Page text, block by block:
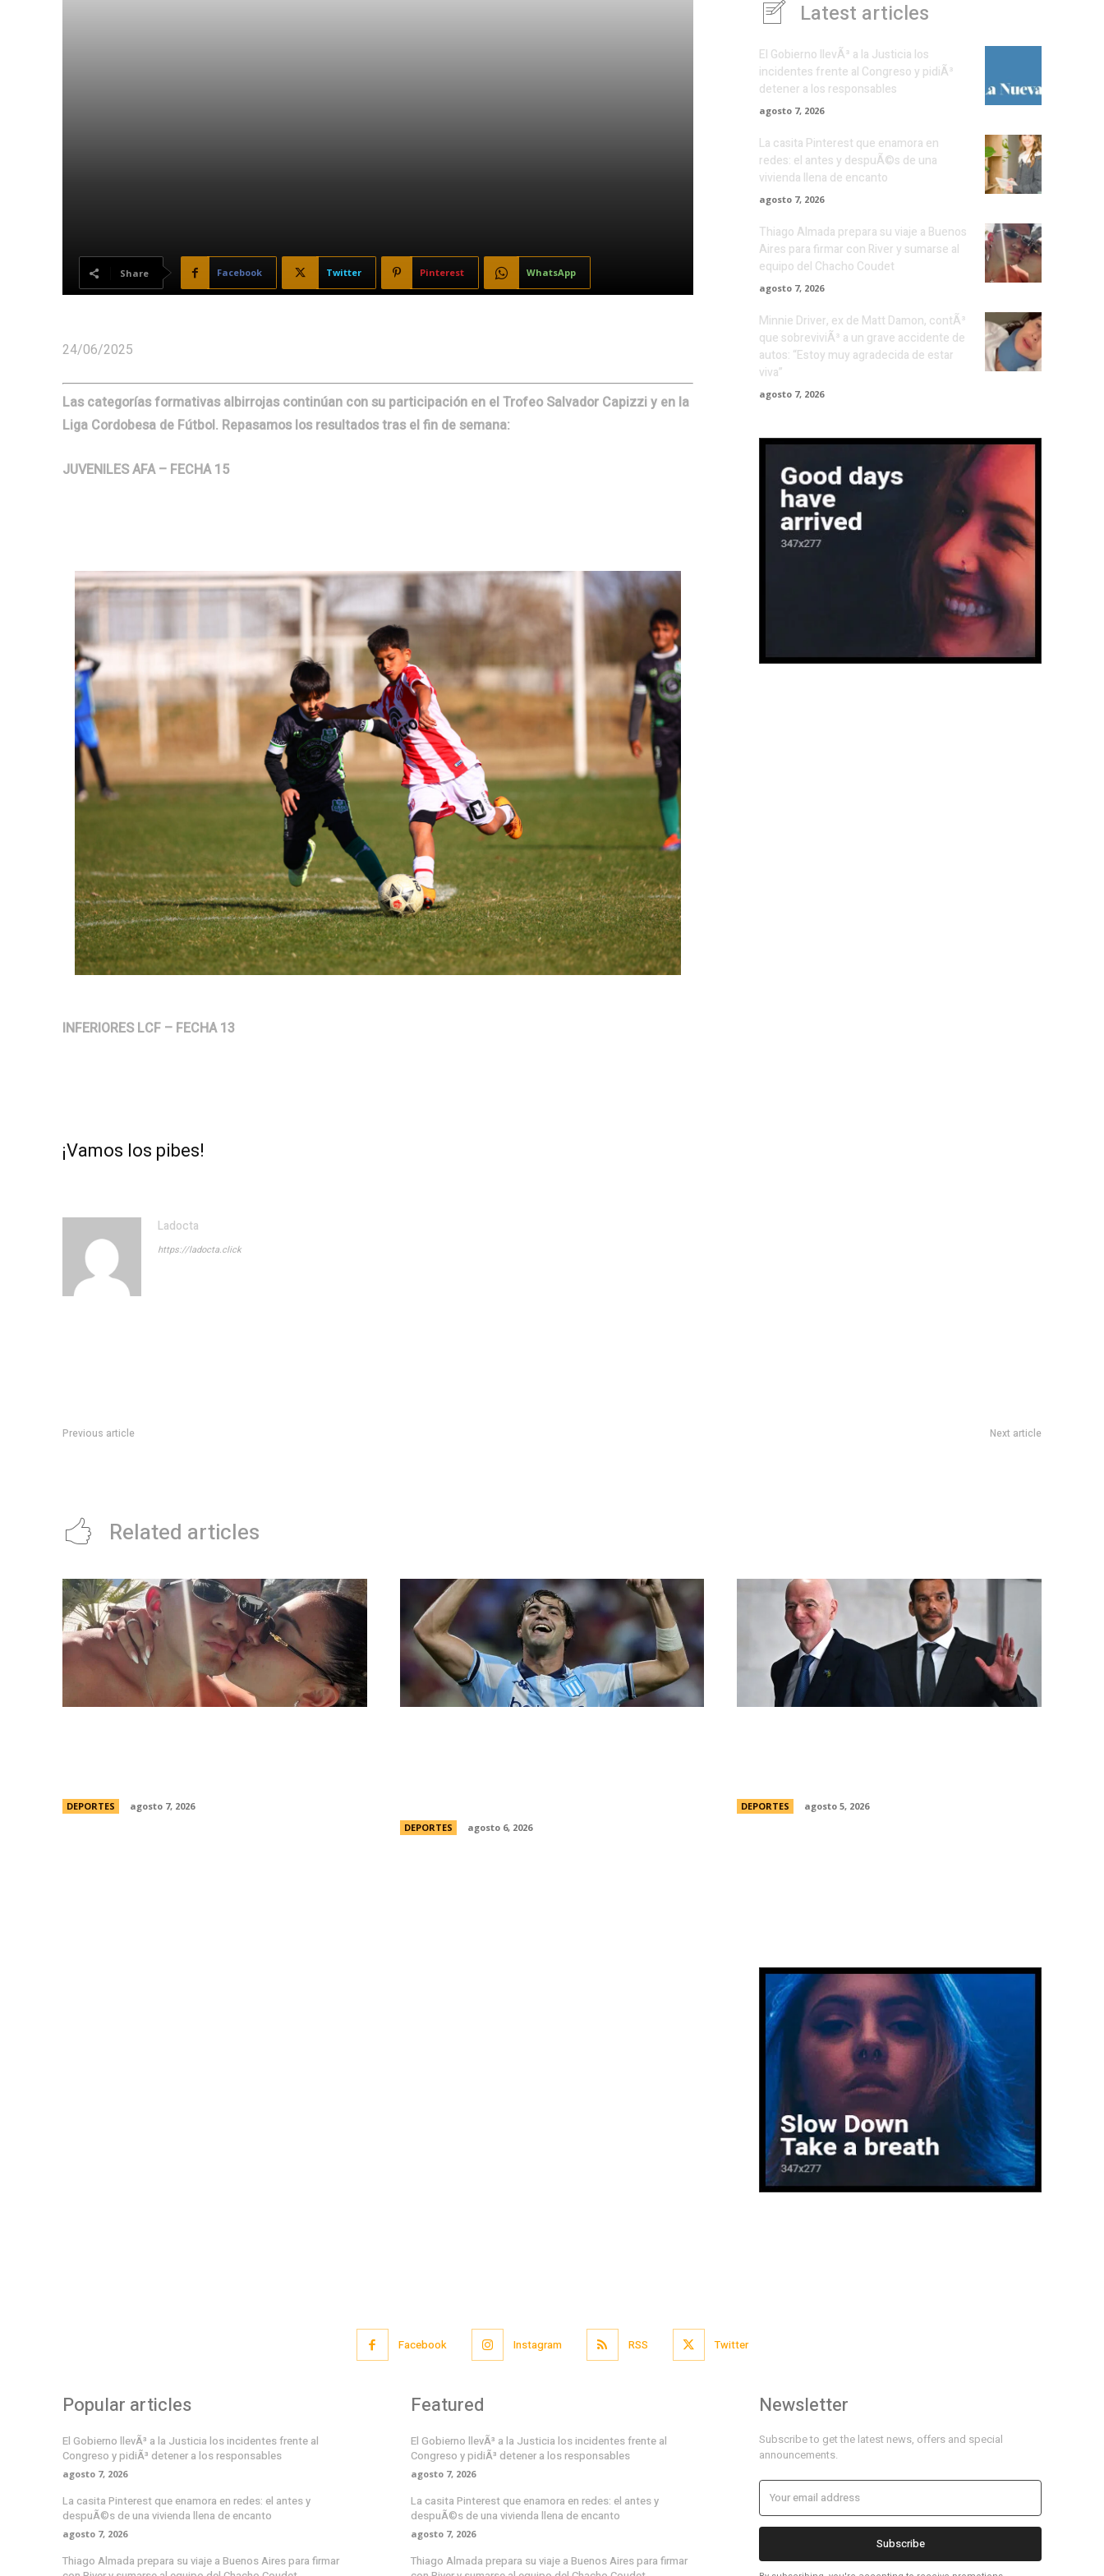
Share Facebook Twitter Pinterest WhatsApp
24/06/2025
Las categorías formativas albirrojas continúan con su participación en el Trofeo Salvador Capizzi y en la
Liga Cordobesa de Fútbol. Repasamos los resultados tras el fin de semana:
JUVENILES AFA – FECHA 15
INFERIORES LCF – FECHA 13
¡Vamos los pibes!
Ladocta
https://ladocta.click
Latest articles
El Gobierno llevÃ³ a la Justicia los
incidentes frente al Congreso y pidiÃ³
detener a los responsables
agosto 7, 2026
La casita Pinterest que enamora en
redes: el antes y despuÃ©s de una
vivienda llena de encanto
agosto 7, 2026
Thiago Almada prepara su viaje a Buenos
Aires para firmar con River y sumarse al
equipo del Chacho Coudet
agosto 7, 2026
Minnie Driver, ex de Matt Damon, contÃ³
que sobreviviÃ³ a un grave accidente de
autos: “Estoy muy agradecida de estar
viva”
agosto 7, 2026
Previous article Next article
Related articles
DEPORTES agosto 7, 2026
DEPORTES agosto 6, 2026
DEPORTES agosto 5, 2026
Facebook Instagram RSS Twitter
Popular articles
El Gobierno llevÃ³ a la Justicia los incidentes frente al
Congreso y pidiÃ³ detener a los responsables
agosto 7, 2026
La casita Pinterest que enamora en redes: el antes y
despuÃ©s de una vivienda llena de encanto
agosto 7, 2026
Thiago Almada prepara su viaje a Buenos Aires para firmar
Featured
El Gobierno llevÃ³ a la Justicia los incidentes frente al
Congreso y pidiÃ³ detener a los responsables
agosto 7, 2026
La casita Pinterest que enamora en redes: el antes y
despuÃ©s de una vivienda llena de encanto
agosto 7, 2026
Thiago Almada prepara su viaje a Buenos Aires para firmar
Newsletter
Subscribe to get the latest news, offers and special
announcements.
Subscribe